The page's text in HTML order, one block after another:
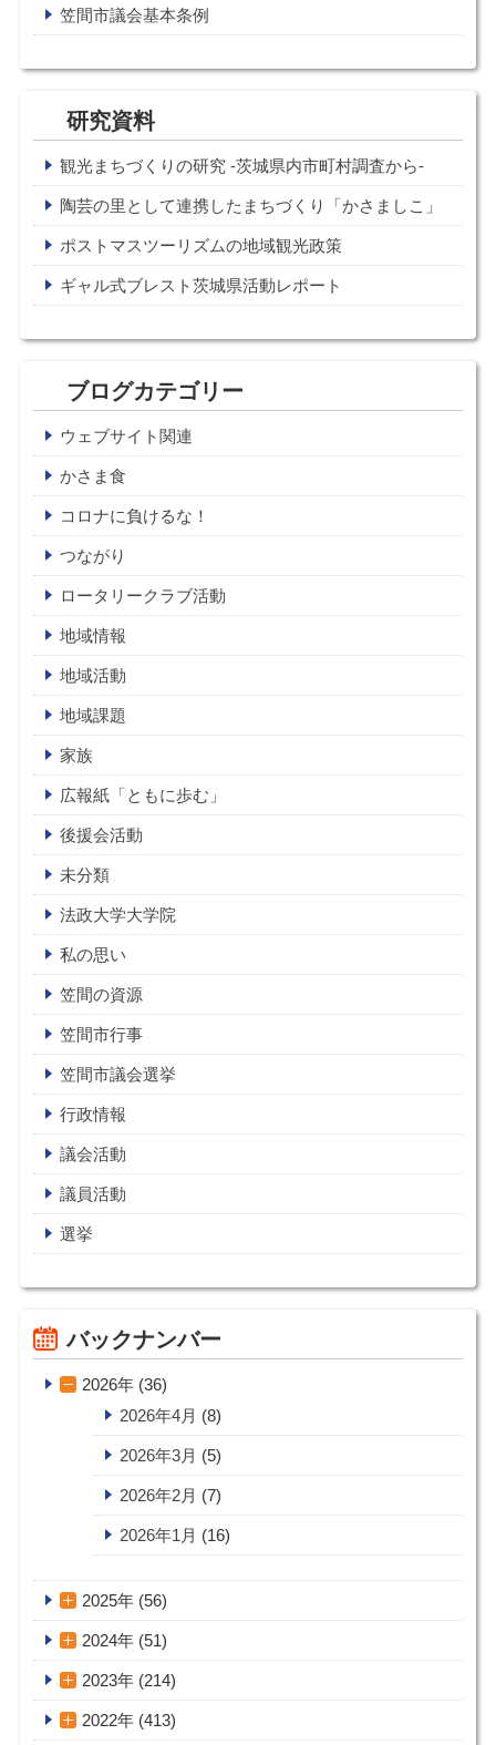
笠間市議会基本条例
研究資料
観光まちづくりの研究 -茨城県内市町村調査から-
陶芸の里として連携したまちづくり「かさましこ」
ポストマスツーリズムの地域観光政策
ギャル式ブレスト茨城県活動レポート
ブログカテゴリー
ウェブサイト関連
かさま食
コロナに負けるな！
つながり
ロータリークラブ活動
地域情報
地域活動
地域課題
家族
広報紙「ともに歩む」
後援会活動
未分類
法政大学大学院
私の思い
笠間の資源
笠間市行事
笠間市議会選挙
行政情報
議会活動
議員活動
選挙
バックナンバー
2026年 (36)
2026年4月 (8)
2026年3月 (5)
2026年2月 (7)
2026年1月 (16)
2025年 (56)
2024年 (51)
2023年 (214)
2022年 (413)